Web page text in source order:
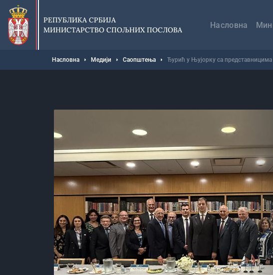
Прескочи
главни
део
садржаја
РЕПУБЛИКА СРБИЈА
МИНИСТАРСТВО СПОЉНИХ ПОСЛОВА
навигација
Насловна
Мрвице
Насловна Медији Саопштења Ђурић у Њујорку са